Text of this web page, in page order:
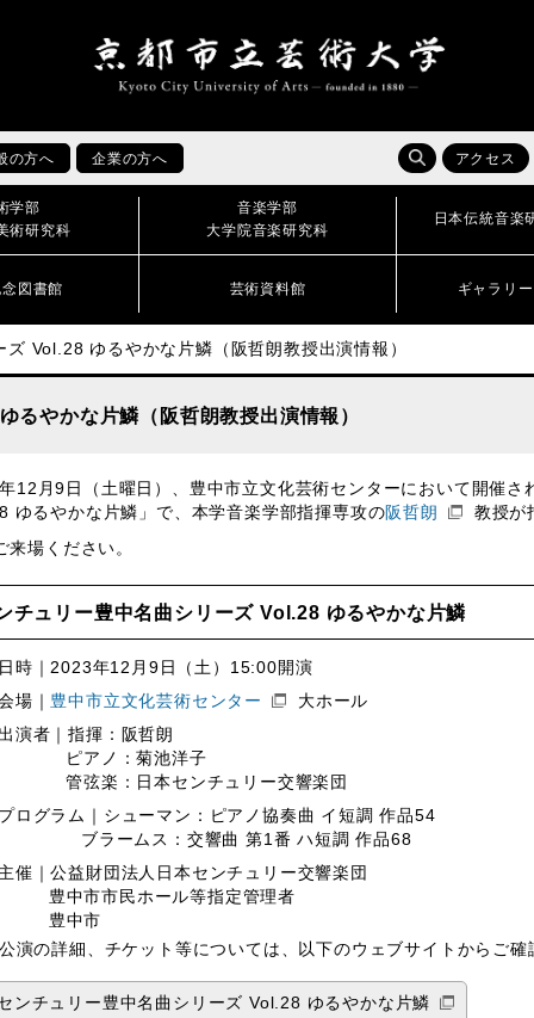
の方へ 企業の方へ アクセス
学部
術研究科
音楽学部
大学院音楽研究科
日本伝統音楽
図書館 芸術資料館 ギャラリ
Vol.28 ゆるやかな片鱗（阪哲朗教授出演情報）
るやかな片鱗（阪哲朗教授出演情報）
12月9日（土曜日）、豊中市立文化芸術センターにおいて開催さ
ゆるやかな片鱗」で、本学音楽学部指揮専攻の阪哲朗
教授が
来場ください。
チュリー豊中名曲シリーズ Vol.28 ゆるやかな片鱗
時｜2023年12月9日（土）15:00開演
場｜ 豊中市立文化芸術センター
大ホール
演者｜指揮：阪哲朗
ピアノ：菊池洋子
管弦楽：日本センチュリー交響楽団
ログラム｜シューマン：ピアノ協奏曲 イ短調 作品54
ブラームス：交響曲 第1番 ハ短調 作品68
催｜公益財団法人日本センチュリー交響楽団
豊中市市民ホール等指定管理者
豊中市
演の詳細、チケット等については、以下のウェブサイトからご確
ンチュリー豊中名曲シリーズ Vol.28 ゆるやかな片鱗